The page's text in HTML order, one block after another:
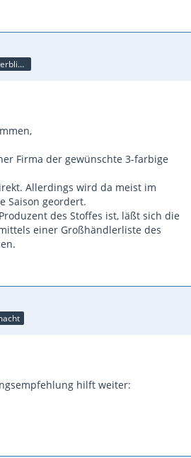
Mitglieder mit gewerblicher Verbindung, auch als Mitarbeiter/in
Firma der gewünschte 3-farbige
Allerdings wird da meist im
Saison geordert.
des Stoffes ist, läßt sich die
einer Großhändlerliste des
hilft weiter: